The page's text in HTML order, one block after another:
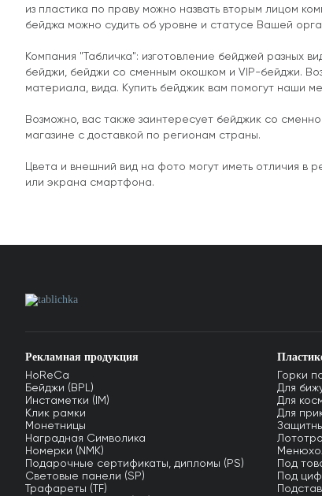
из пластика по праву можно назвать вторым лицом
бейджа можно судить об уровне и статусе Вашей
Компания "Табличка": изготовление бейджей разных
бейджи, бейджи со сменным окошком и VIP-бейджи.
материала, вида. Купить бейджик вам помогут наши
Возможно, вас также заинтересует бейджик со
магазине с доставкой по регионам страны.
Цвета и внешний вид на фото могут иметь отличия в
или экрана смартфона.
Рекламная продукция
HoReCa
Бейджи (BPL)
Инстаметки (IM)
Клик рамки
Монетницы
Наградная Символика
Номерки (NMK)
Подарочные сертификаты, дипломы (PS)
Световые панели (SP)
Трафареты (TF)
Горки
Для
Для
Для
Под
Под